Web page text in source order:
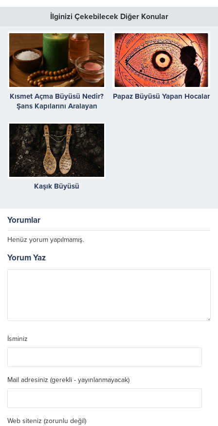
İlginizi Çekebilecek Diğer Konular
Kısmet Açma Büyüsü Nedir?
Şans Kapılarını Aralayan
Papaz Büyüsü Yapan Hocalar
Kaşık Büyüsü
Yorumlar
Henüz yorum yapılmamış.
Yorum Yaz
İsminiz
Mail adresiniz (gerekli - yayınlanmayacak)
Web siteniz (zorunlu değil)